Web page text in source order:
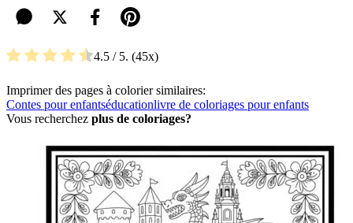
4.5 / 5. 45
Imprimer des pages à colorier similaires:
Contes pour enfantséducationlivre de coloriages pour enfants
Vous recherchez plus de coloriages?